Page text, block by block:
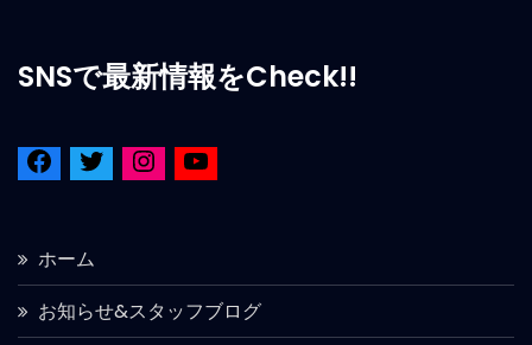
SNSで最新情報をCheck!!
ホーム
お知らせ&スタッフブログ